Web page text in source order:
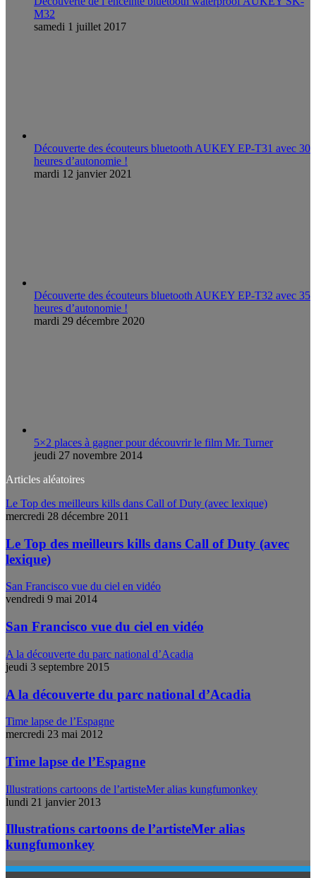
M32
samedi 1 juillet 2017
Découverte des écouteurs bluetooth AUKEY EP-T31 avec 30
heures d’autonomie !
mardi 12 janvier 2021
Découverte des écouteurs bluetooth AUKEY EP-T32 avec 35
heures d’autonomie !
mardi 29 décembre 2020
5×2 places à gagner pour découvrir le film Mr. Turner
jeudi 27 novembre 2014
Articles aléatoires
Le Top des meilleurs kills dans Call of Duty (avec lexique)
mercredi 28 décembre 2011
Le Top des meilleurs kills dans Call of Duty (avec
lexique)
San Francisco vue du ciel en vidéo
vendredi 9 mai 2014
San Francisco vue du ciel en vidéo
A la découverte du parc national d’Acadia
jeudi 3 septembre 2015
A la découverte du parc national d’Acadia
Time lapse de l’Espagne
mercredi 23 mai 2012
Time lapse de l’Espagne
Illustrations cartoons de l’artisteMer alias kungfumonkey
lundi 21 janvier 2013
Illustrations cartoons de l’artisteMer alias
kungfumonkey